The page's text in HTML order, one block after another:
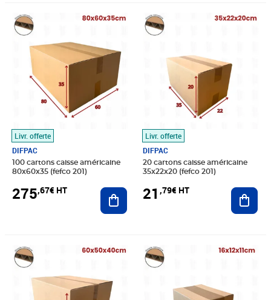
Livr. offerte
DIFPAC
100 cartons caisse américaine
80x60x35 (fefco 201)
275,67€ HT
Prix 275,67€ HT
Ajouter au panier
Livr. offerte
DIFPAC
20 cartons caisse américaine
35x22x20 (fefco 201)
21 ,79€ HT
Prix 21,79€ HT
Prix 257,00€ HT Prix 11,10€ HT